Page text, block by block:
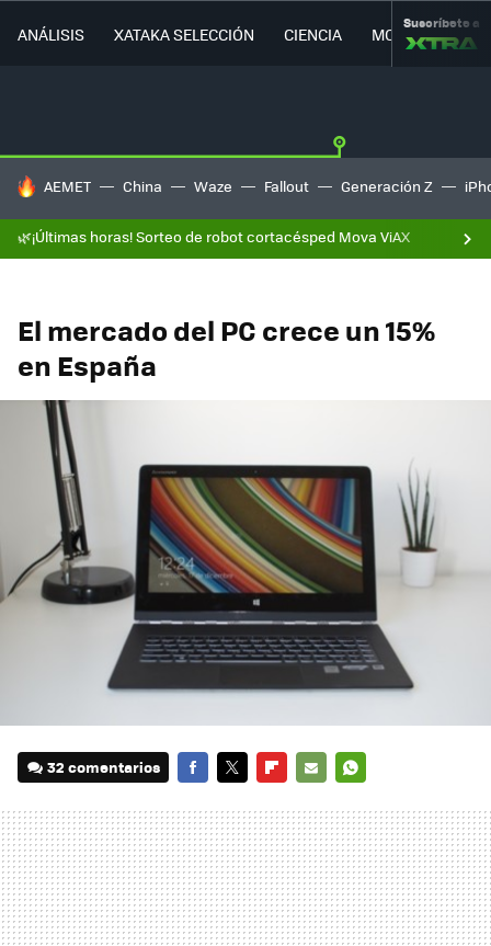
ANÁLISIS XATAKA SELECCIÓN CIENCIA MOVILIDAD
Suscríbete a
HOY SE HABLA DE
AEMET China Waze Fallout Generación Z
🌿¡Últimas horas! Sorteo de robot cortacésped Mova ViAX
El mercado del PC crece un 15%
en España
32 comentarios
MAIL